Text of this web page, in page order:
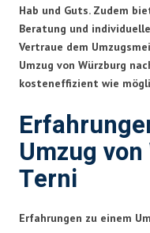
Hab und Guts. Zudem
Beratung und
Vertraue dem
Umzug von Würzburg
kosteneffizient wie
Umzug
Terni
Erfahrungen zu einem